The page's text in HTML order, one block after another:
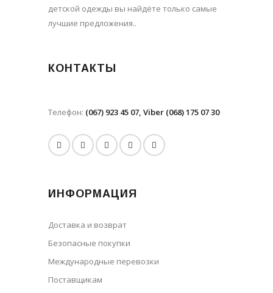
детской одежды вы найдёте только самые
лучшие предложения..
КОНТАКТЫ
Телефон: (067) 923 45 07, Viber (068) 175 07 30
ИНФОРМАЦИЯ
Доставка и возврат
Безопасные покупки
Международные перевозки
Поставщикам